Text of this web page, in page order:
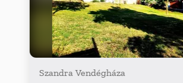
Szandra Vendégháza